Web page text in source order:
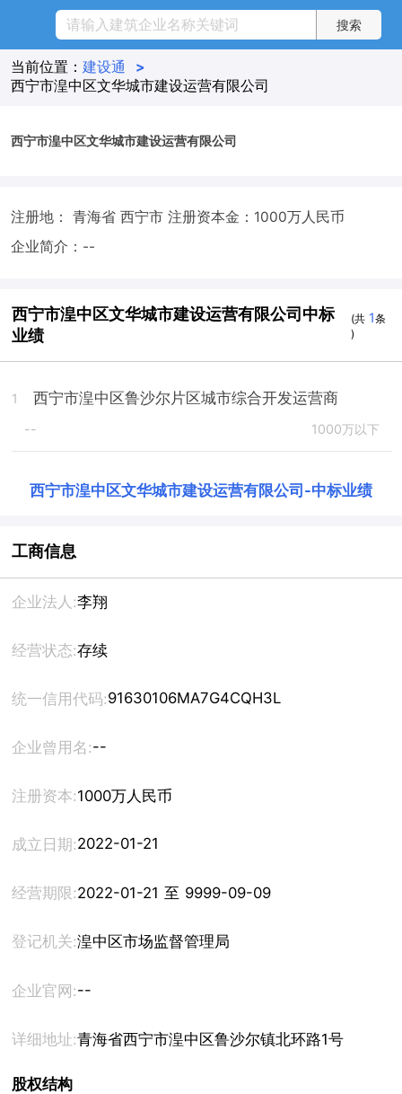
当前位置： 建设通
>
西宁市湟中区文华城市建设运营有限公司
西宁市湟中区文华城市建设运营有限公司
注册地： 青海省 西宁市 注册资本金：1000万人民币
企业简介：--
西宁市湟中区文华城市建设运营有限公司中标
业绩
(共 1条
)
1 西宁市湟中区鲁沙尔片区城市综合开发运营商
-- 1000万以下
西宁市湟中区文华城市建设运营有限公司 -中标业绩
工商信息
企业法人:李翔
经营状态:存续
统一信用代码:91630106MA7G4CQH3L
企业曾用名:--
注册资本:1000万人民币
成立日期:2022-01-21
经营期限: 2022-01-21 至 9999-09-09
登记机关:湟中区市场监督管理局
企业官网:--
详细地址:青海省西宁市湟中区鲁沙尔镇北环路1号
股权结构